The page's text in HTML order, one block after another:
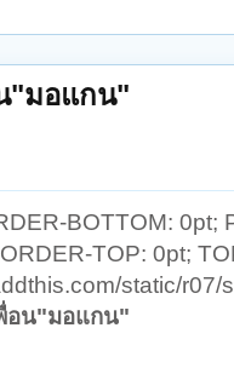
"มอแกน"
BOTTOM: 0pt;
TOP: 0pt;
static/r07/
อน"มอแกน"